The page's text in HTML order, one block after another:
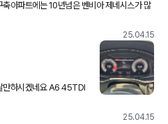
아파트에는 10년넘은 벤비아 제네시스가 많
25.04.15
25.04.15